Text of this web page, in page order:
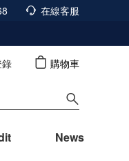
騙安全宣導查看詳情
在線客服
購物車
News